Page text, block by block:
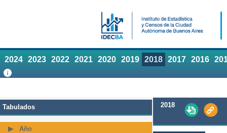
2024 2023 2022 2021 2020 2019 2018 2017 2016
Tabulados
Año
2018